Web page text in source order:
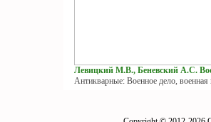
Левицкий М.В., Беневский А.С.
Антикварные: Военное дело, военная